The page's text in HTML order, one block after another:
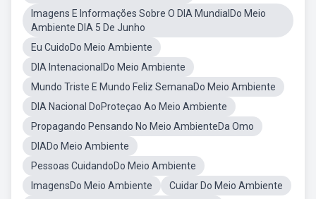
Imagens E Informações Sobre O DIA MundialDo Meio
Ambiente DIA 5 De Junho
Eu CuidoDo Meio Ambiente
DIA IntenacionalDo Meio Ambiente
Mundo Triste E Mundo Feliz SemanaDo Meio Ambiente
DIA Nacional DoProteçao Ao Meio Ambiente
Propagando Pensando No Meio AmbienteDa Omo
DIADo Meio Ambiente
Pessoas CuidandoDo Meio Ambiente
ImagensDo Meio Ambiente
Cuidar Do Meio Ambiente